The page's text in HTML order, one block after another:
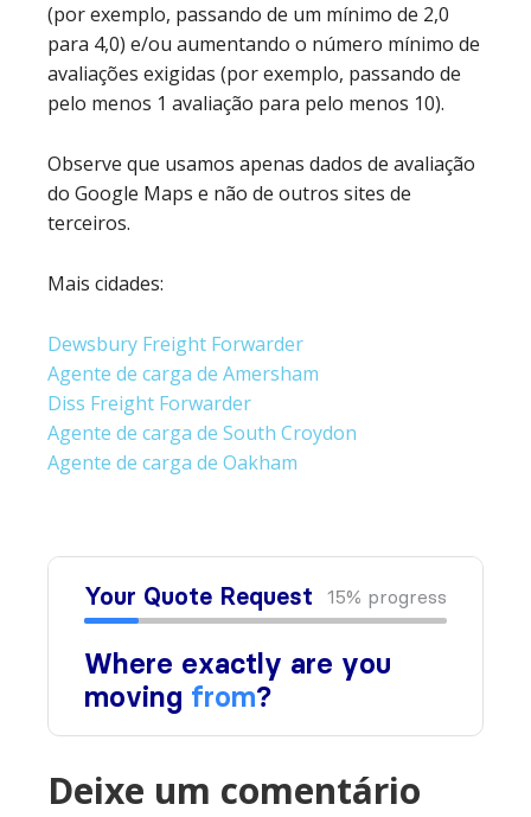
(por exemplo, passando de um mínimo de 2,0
para 4,0) e/ou aumentando o número mínimo de
avaliações exigidas (por exemplo, passando de
pelo menos 1 avaliação para pelo menos 10).
Observe que usamos apenas dados de avaliação
do Google Maps e não de outros sites de
terceiros.
Mais cidades:
Dewsbury Freight Forwarder
Agente de carga de Amersham
Diss Freight Forwarder
Agente de carga de South Croydon
Agente de carga de Oakham
Deixe um comentário